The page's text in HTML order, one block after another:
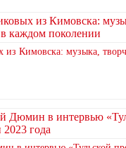
Кимовска: музыка,